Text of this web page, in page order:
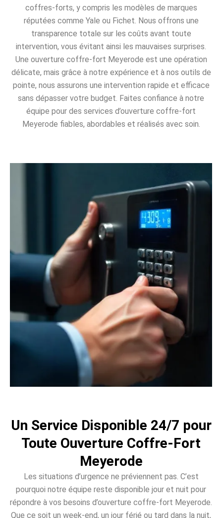
coffres-forts, y compris les modèles de marques
réputées comme Yale ou Fichet. Nous offrons une
transparence totale sur les coûts avant toute
intervention, vous évitant ainsi les mauvaises surprises.
Une ouverture coffre-fort Meyerode est une opération
délicate, mais grâce à notre expérience et à nos outils de
pointe, nous assurons une intervention rapide et efficace
sans dépasser votre budget. Faites confiance à notre
équipe pour des services d’ouverture coffre-fort
Meyerode fiables, abordables et réalisés avec soin.
Un Service Disponible 24/7 pour
Toute Ouverture Coffre-Fort
Meyerode
Les situations d’urgence ne préviennent pas. C’est
pourquoi notre équipe reste disponible jour et nuit pour
répondre à vos besoins d’ouverture coffre-fort Meyerode.
Que ce soit un week-end, un jour férié ou tard dans la nuit,